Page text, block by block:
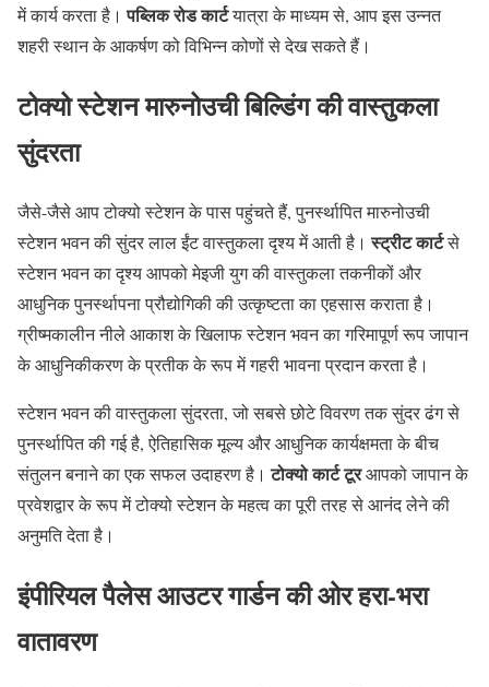
में कार्य करता है।पब्लिक रोड कार्टयात्रा के माध्यम से, आप इस उन्नत
शहरी स्थान के आकर्षण को विभिन्न कोणों से देख सकते हैं।
टोक्यो स्टेशन मारुनोउची बिल्डिंग की वास्तुकला
सुंदरता
जैसे-जैसे आप टोक्यो स्टेशन के पास पहुंचते हैं, पुनर्स्थापित मारुनोउची
स्टेशन भवन की सुंदर लाल ईंट वास्तुकला दृश्य में आती है।स्ट्रीट कार्टसे
स्टेशन भवन का दृश्य आपको मेइजी युग की वास्तुकला तकनीकों और
आधुनिक पुनर्स्थापना प्रौद्योगिकी की उत्कृष्टता का एहसास कराता है।
ग्रीष्मकालीन नीले आकाश के खिलाफ स्टेशन भवन का गरिमापूर्ण रूप जापान
के आधुनिकीकरण के प्रतीक के रूप में गहरी भावना प्रदान करता है।
स्टेशन भवन की वास्तुकला सुंदरता, जो सबसे छोटे विवरण तक सुंदर ढंग से
पुनर्स्थापित की गई है, ऐतिहासिक मूल्य और आधुनिक कार्यक्षमता के बीच
संतुलन बनाने का एक सफल उदाहरण है।टोक्यो कार्ट टूरआपको जापान के
प्रवेशद्वार के रूप में टोक्यो स्टेशन के महत्व का पूरी तरह से आनंद लेने की
अनुमति देता है।
इंपीरियल पैलेस आउटर गार्डन की ओर हरा-भरा
वातावरण